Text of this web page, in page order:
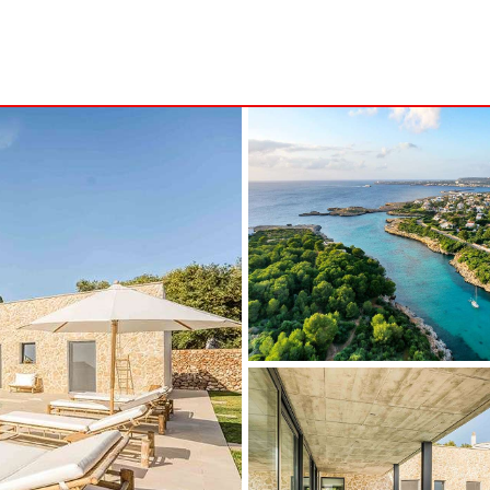
ALCAUFAR
ARENAL D'EN CASTELL
BINIDALÍ
BINISAFULLER - CAP D´EN FONT
CALA BLANCA
CALA GALDANA
CALA MORELL
CALA'N BRUT